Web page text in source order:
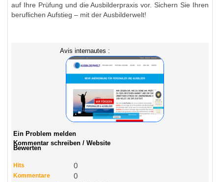
auf Ihre Prüfung und die Ausbilderpraxis vor. Sichern Sie Ihren
beruflichen Aufstieg – mit der Ausbilderwelt!
Avis internautes :
Ein Problem melden
Kommentar schreiben / Website
Bewerten
Hits 0
Kommentare 0